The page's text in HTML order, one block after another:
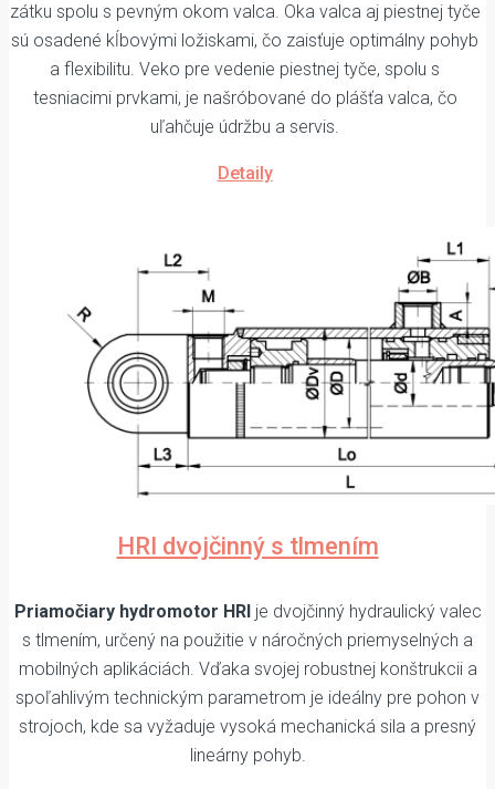
zátku spolu s pevným okom valca. Oka valca aj piestnej tyče
sú osadené kĺbovými ložiskami, čo zaisťuje optimálny pohyb
a flexibilitu. Veko pre vedenie piestnej tyče, spolu s
tesniacimi prvkami, je našróbované do plášťa valca, čo
uľahčuje údržbu a servis.
Detaily
HRI dvojčinný s tlmením
Priamočiary hydromotor HRIje dvojčinný hydraulický valec
s tlmením, určený na použitie v náročných priemyselných a
mobilných aplikáciách. Vďaka svojej robustnej konštrukcii a
spoľahlivým technickým parametrom je ideálny pre pohon v
strojoch, kde sa vyžaduje vysoká mechanická sila a presný
lineárny pohyb.